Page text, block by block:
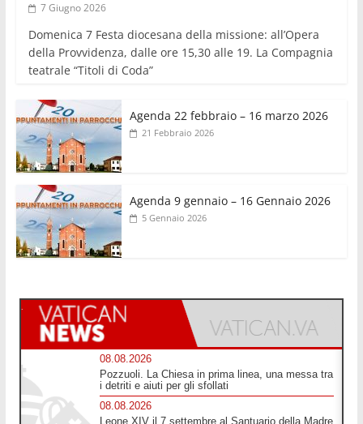
7 Giugno 2026
Domenica 7 Festa diocesana della missione: all’Opera
della Provvidenza, dalle ore 15,30 alle 19. La Compagnia
teatrale “Titoli di Coda”
Agenda 22 febbraio – 16 marzo 2026
21 Febbraio 2026
Agenda 9 gennaio – 16 Gennaio 2026
5 Gennaio 2026
08.08.2026
Pozzuoli. La Chiesa in prima linea, una messa tra
i detriti e aiuti per gli sfollati
08.08.2026
Leone XIV il 7 settembre al Santuario della Madre